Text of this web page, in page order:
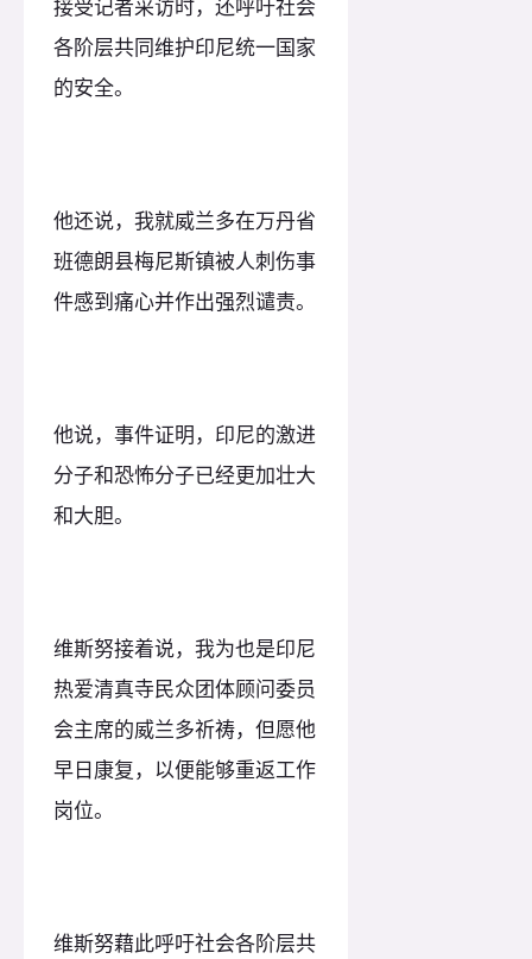
接受记者采访时，还呼吁社会
各阶层共同维护印尼统一国家
的安全。
他还说，我就威兰多在万丹省
班德朗县梅尼斯镇被人刺伤事
件感到痛心并作出强烈谴责。
他说，事件证明，印尼的激进
分子和恐怖分子已经更加壮大
和大胆。
维斯努接着说，我为也是印尼
热爱清真寺民众团体顾问委员
会主席的威兰多祈祷，但愿他
早日康复，以便能够重返工作
岗位。
维斯努藉此呼吁社会各阶层共